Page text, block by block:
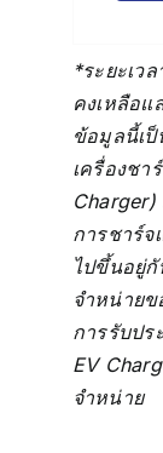
*ระยะเว
คงเหลือแ
ข้อมูลนี้เ
เครื่องชา
Charger)
การชาร์จ
ไปขึ้นอยู่
จำหน่ายข
การรับปร
EV
จำหน่าย